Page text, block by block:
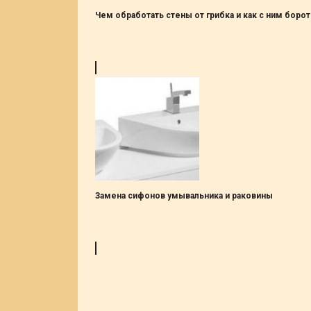
Чем обработать стены от грибка и как с ним
Замена сифонов умывальника и раковины